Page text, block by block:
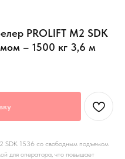
PROLIFT M2 SDK
– 1500 кг 3,6 м
SDK 1536 со свободным подъемом
для оператора, что повышает